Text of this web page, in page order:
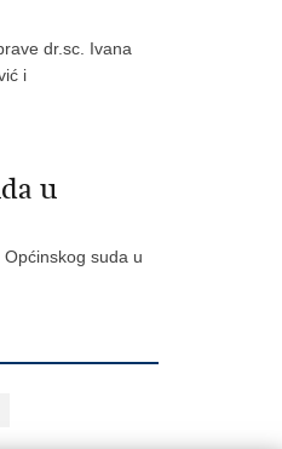
dr.sc. Ivana
i
u
suda u